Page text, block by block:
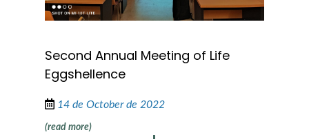
Second Annual Meeting of Life
Eggshellence
14 de October de 2022
(read more)